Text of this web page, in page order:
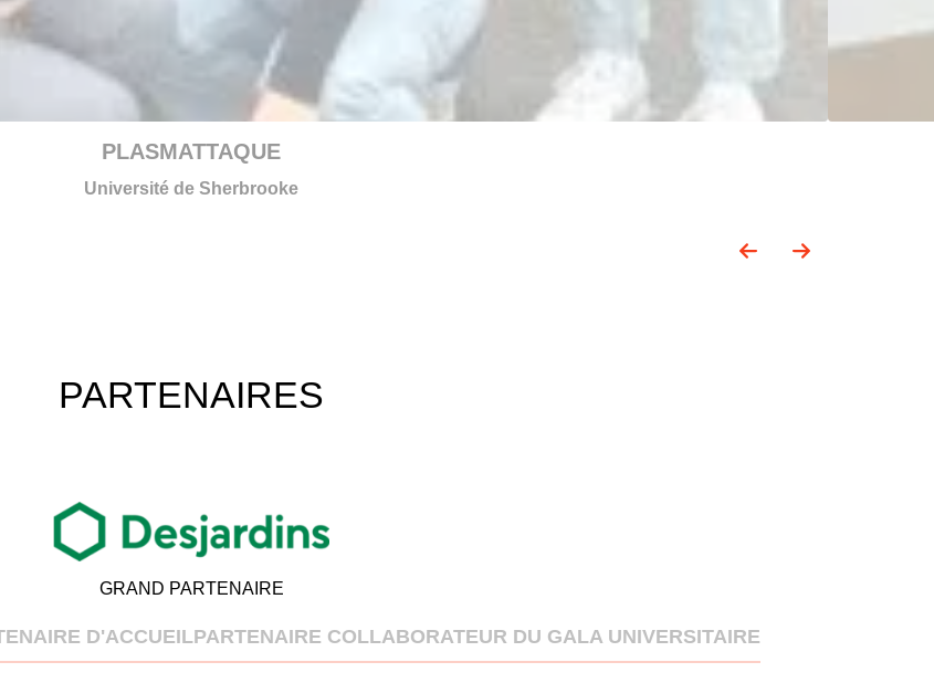
PLASMATTAQUE
Université de Sherbrooke
PARTENAIRES
GRAND PARTENAIRE
D'ACCUEILPARTENAIRE COLLABORATEUR DU GALA UNIVERSITAIRE